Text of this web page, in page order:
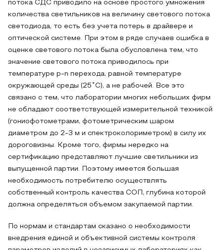
потока СДС приводило на основе простого умножения
количества светильников на величину светового потока
светодиода, то есть без учета потерь в драйвере и
оптической системе. При этом в ряде случаев ошибка в
оценке светового потока была обусловлена тем, что
значение светового потока приводилось при
температуре p-n перехода, равной температуре
окружающей среды (25˚С), а не рабочей. Все это
связано с тем, что лаборатории многих небольших фирм
не обладают соответствующей измерительной техникой
(гониофотометрами, фотометрическим шаром
диаметром до 2-3 м и спектроколориметром) в силу их
дороговизны. Кроме того, фирмы нередко на
сертификацию представляют лучшие светильники из
выпущенной партии. Поэтому имеется большая
необходимость потребителю осуществлять
собственный контроль качества СОП, глубина которой
должна определяться объемом закупаемой партии.
По нормам и стандартам сказано о необходимости
внедрения единой и объективной системы контроля